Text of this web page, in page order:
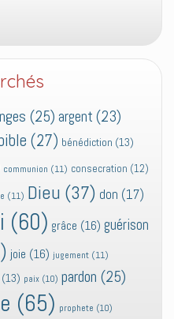
(25) argent (23)
(27) bénédiction (13)
communion (11) consecration (12)
(11) Dieu (37) don (17)
(60) grâce (16) guérison
joie (16) jugement (11)
(13) paix (10) pardon (25)
(65) prophete (10)